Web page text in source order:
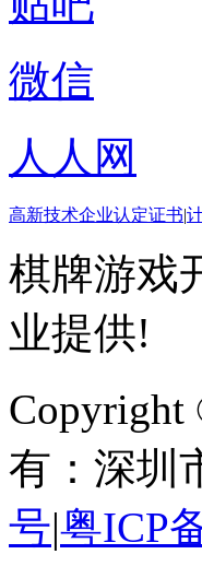
微信
人人网
高新技术企业认定证书|
棋牌游戏
业提供!
Copyright
有：深圳
号|粤ICP